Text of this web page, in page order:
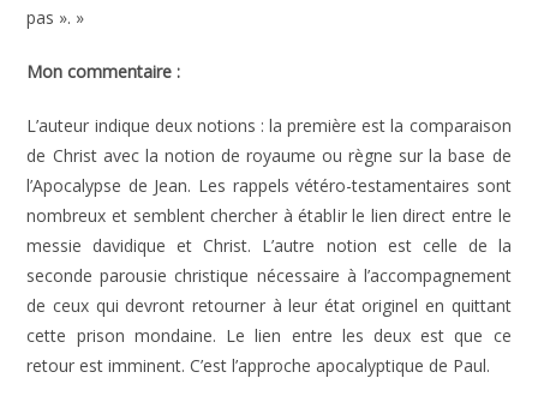
pas ». »
Mon commentaire :
L’auteur indique deux notions : la première est la comparaison
de Christ avec la notion de royaume ou règne sur la base de
l’Apocalypse de Jean. Les rappels vétéro-testamentaires sont
nombreux et semblent chercher à établir le lien direct entre le
messie davidique et Christ. L’autre notion est celle de la
seconde parousie christique nécessaire à l’accompagnement
de ceux qui devront retourner à leur état originel en quittant
cette prison mondaine. Le lien entre les deux est que ce
retour est imminent. C’est l’approche apocalyptique de Paul.